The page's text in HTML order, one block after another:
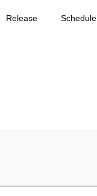
Release Schedule